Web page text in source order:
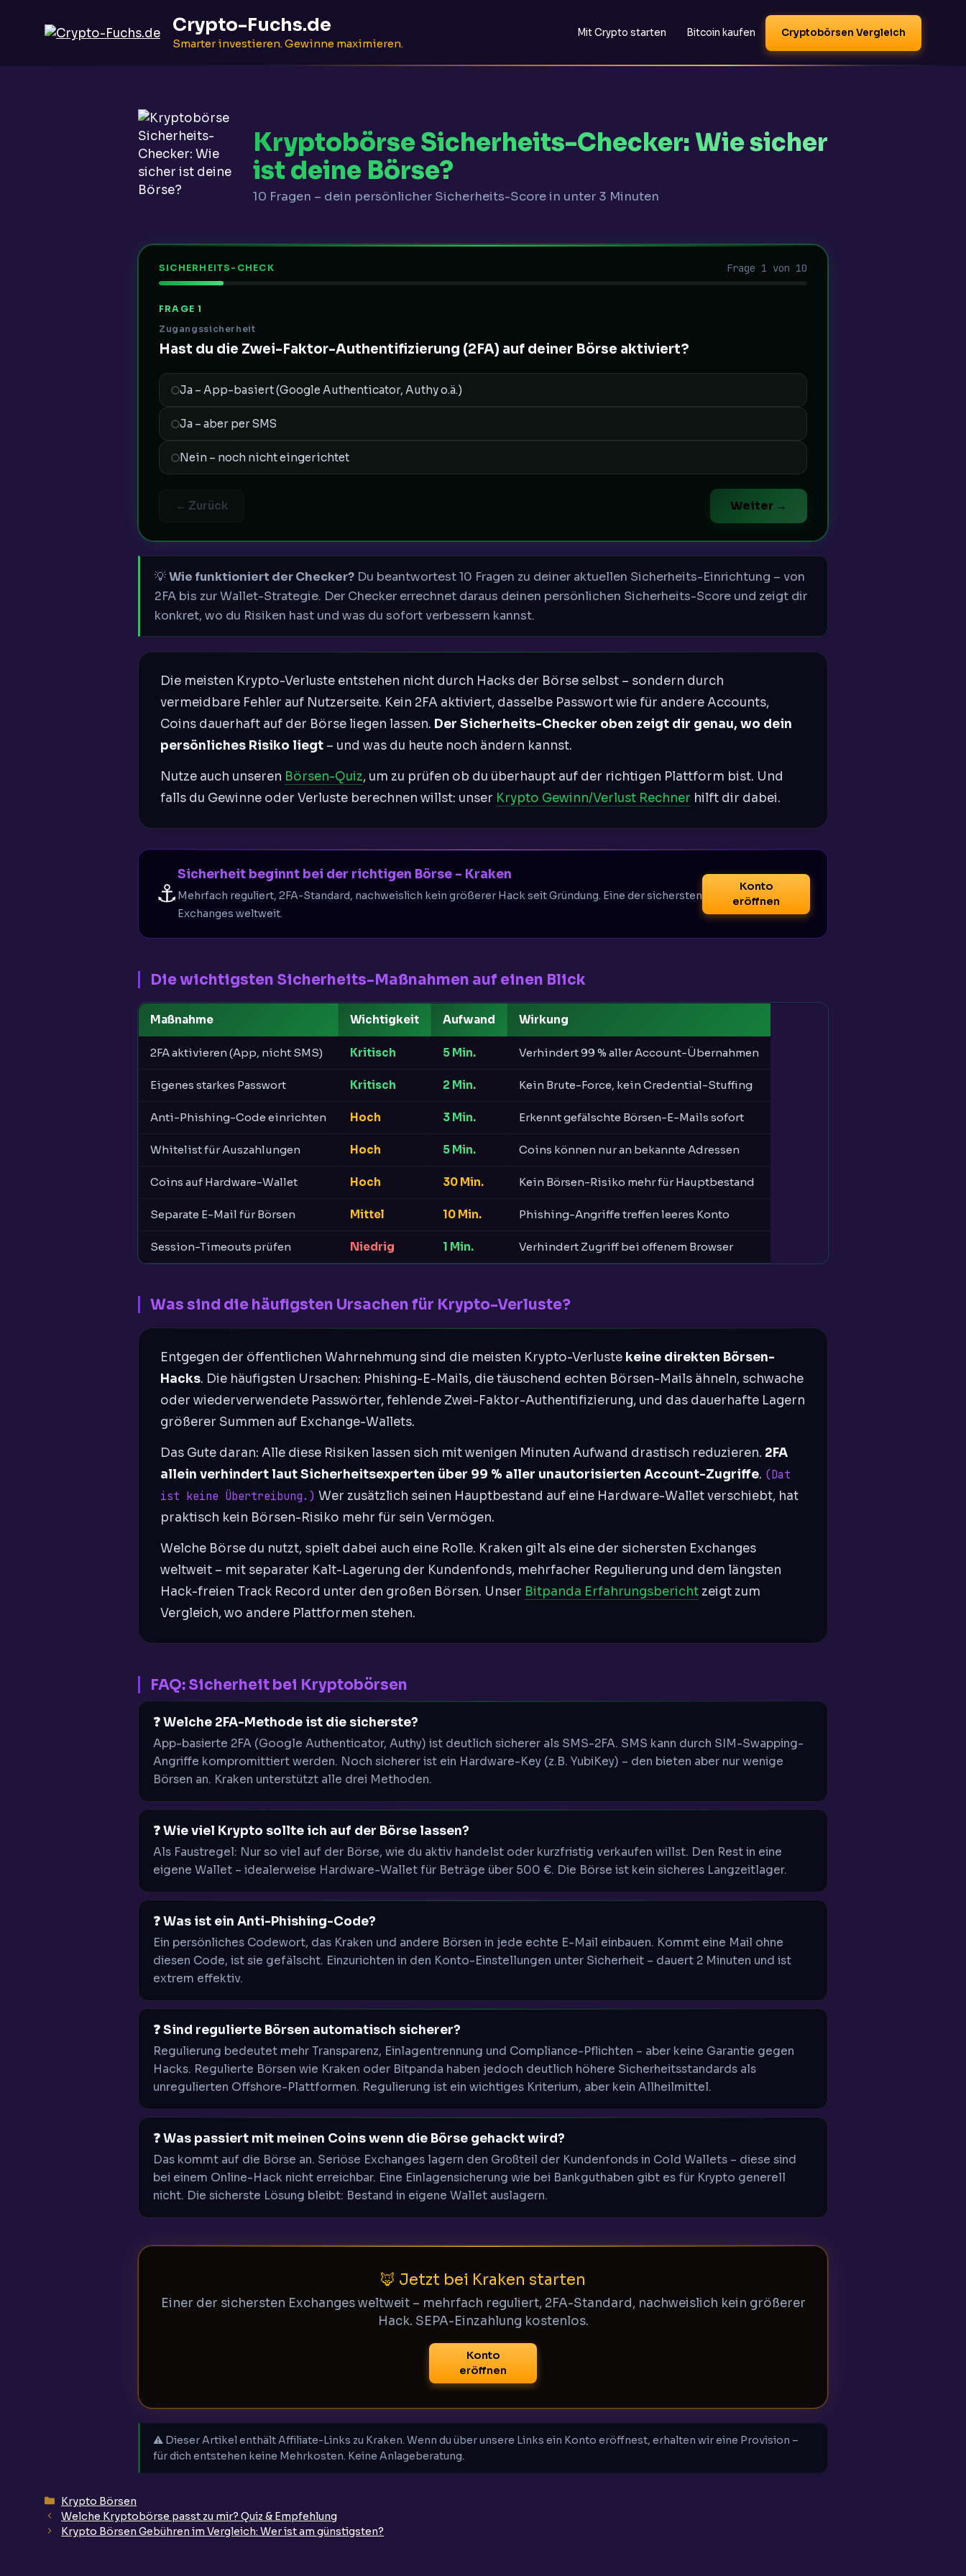
Crypto-Fuchs.de
Smarter investieren. Gewinne maximieren.
Mit Crypto starten Bitcoin kaufen Cryptobörsen Vergleich
Kryptobörse Sicherheits-Checker: Wie sicher
ist deine Börse?
10 Fragen – dein persönlicher Sicherheits-Score in unter 3 Minuten
SICHERHEITS-CHECK Frage 1 von 10
FRAGE 1
Zugangssicherheit
Hast du die Zwei-Faktor-Authentifizierung (2FA) auf deiner Börse aktiviert?
Ja – App-basiert (Google Authenticator, Authy o.ä.)
Ja – aber per SMS
Nein – noch nicht eingerichtet
← Zurück Weiter →
💡Wie funktioniert der Checker? Du beantwortest 10 Fragen zu deiner aktuellen Sicherheits-Einrichtung – von
2FA bis zur Wallet-Strategie. Der Checker errechnet daraus deinen persönlichen Sicherheits-Score und zeigt dir
konkret, wo du Risiken hast und was du sofort verbessern kannst.
Die meisten Krypto-Verluste entstehen nicht durch Hacks der Börse selbst – sondern durch
vermeidbare Fehler auf Nutzerseite. Kein 2FA aktiviert, dasselbe Passwort wie für andere Accounts,
Coins dauerhaft auf der Börse liegen lassen. Der Sicherheits-Checker oben zeigt dir genau, wo dein
persönliches Risiko liegt – und was du heute noch ändern kannst.
Nutze auch unseren Börsen-Quiz, um zu prüfen ob du überhaupt auf der richtigen Plattform bist. Und
falls du Gewinne oder Verluste berechnen willst: unser Krypto Gewinn/Verlust Rechner hilft dir dabei.
⚓
Sicherheit beginnt bei der richtigen Börse – Kraken
Mehrfach reguliert, 2FA-Standard, nachweislich kein größerer Hack seit Gründung. Eine der sichersten
Exchanges weltweit.
Konto
eröffnen
Die wichtigsten Sicherheits-Maßnahmen auf einen Blick
Maßnahme Wichtigkeit Aufwand Wirkung
2FA aktivieren (App, nicht SMS) Kritisch 5 Min. Verhindert 99 % aller Account-Übernahmen
Eigenes starkes Passwort Kritisch 2 Min. Kein Brute-Force, kein Credential-Stuffing
Anti-Phishing-Code einrichten Hoch 3 Min. Erkennt gefälschte Börsen-E-Mails sofort
Whitelist für Auszahlungen Hoch 5 Min. Coins können nur an bekannte Adressen
Coins auf Hardware-Wallet Hoch 30 Min. Kein Börsen-Risiko mehr für Hauptbestand
Separate E-Mail für Börsen Mittel 10 Min. Phishing-Angriffe treffen leeres Konto
Session-Timeouts prüfen Niedrig 1 Min. Verhindert Zugriff bei offenem Browser
Was sind die häufigsten Ursachen für Krypto-Verluste?
Entgegen der öffentlichen Wahrnehmung sind die meisten Krypto-Verluste keine direkten Börsen-
Hacks. Die häufigsten Ursachen: Phishing-E-Mails, die täuschend echten Börsen-Mails ähneln, schwache
oder wiederverwendete Passwörter, fehlende Zwei-Faktor-Authentifizierung, und das dauerhafte Lagern
größerer Summen auf Exchange-Wallets.
Das Gute daran: Alle diese Risiken lassen sich mit wenigen Minuten Aufwand drastisch reduzieren. 2FA
allein verhindert laut Sicherheitsexperten über 99 % aller unautorisierten Account-Zugriffe. (Dat
ist keine Übertreibung.) Wer zusätzlich seinen Hauptbestand auf eine Hardware-Wallet verschiebt, hat
praktisch kein Börsen-Risiko mehr für sein Vermögen.
Welche Börse du nutzt, spielt dabei auch eine Rolle. Kraken gilt als eine der sichersten Exchanges
weltweit – mit separater Kalt-Lagerung der Kundenfonds, mehrfacher Regulierung und dem längsten
Hack-freien Track Record unter den großen Börsen. Unser Bitpanda Erfahrungsbericht zeigt zum
Vergleich, wo andere Plattformen stehen.
FAQ: Sicherheit bei Kryptobörsen
❓ Welche 2FA-Methode ist die sicherste?
App-basierte 2FA (Google Authenticator, Authy) ist deutlich sicherer als SMS-2FA. SMS kann durch SIM-Swapping-
Angriffe kompromittiert werden. Noch sicherer ist ein Hardware-Key (z.B. YubiKey) – den bieten aber nur wenige
Börsen an. Kraken unterstützt alle drei Methoden.
❓ Wie viel Krypto sollte ich auf der Börse lassen?
Als Faustregel: Nur so viel auf der Börse, wie du aktiv handelst oder kurzfristig verkaufen willst. Den Rest in eine
eigene Wallet – idealerweise Hardware-Wallet für Beträge über 500 €. Die Börse ist kein sicheres Langzeitlager.
❓ Was ist ein Anti-Phishing-Code?
Ein persönliches Codewort, das Kraken und andere Börsen in jede echte E-Mail einbauen. Kommt eine Mail ohne
diesen Code, ist sie gefälscht. Einzurichten in den Konto-Einstellungen unter Sicherheit – dauert 2 Minuten und ist
extrem effektiv.
❓ Sind regulierte Börsen automatisch sicherer?
Regulierung bedeutet mehr Transparenz, Einlagentrennung und Compliance-Pflichten – aber keine Garantie gegen
Hacks. Regulierte Börsen wie Kraken oder Bitpanda haben jedoch deutlich höhere Sicherheitsstandards als
unregulierten Offshore-Plattformen. Regulierung ist ein wichtiges Kriterium, aber kein Allheilmittel.
❓ Was passiert mit meinen Coins wenn die Börse gehackt wird?
Das kommt auf die Börse an. Seriöse Exchanges lagern den Großteil der Kundenfonds in Cold Wallets – diese sind
bei einem Online-Hack nicht erreichbar. Eine Einlagensicherung wie bei Bankguthaben gibt es für Krypto generell
nicht. Die sicherste Lösung bleibt: Bestand in eigene Wallet auslagern.
🦊 Jetzt bei Kraken starten
Einer der sichersten Exchanges weltweit – mehrfach reguliert, 2FA-Standard, nachweislich kein größerer
Hack. SEPA-Einzahlung kostenlos.
Konto
eröffnen
⚠️ Dieser Artikel enthält Affiliate-Links zu Kraken. Wenn du über unsere Links ein Konto eröffnest, erhalten wir eine Provision –
für dich entstehen keine Mehrkosten. Keine Anlageberatung.
Kategorien
Krypto Börsen
Welche Kryptobörse passt zu mir? Quiz & Empfehlung
Krypto Börsen Gebühren im Vergleich: Wer ist am günstigsten?